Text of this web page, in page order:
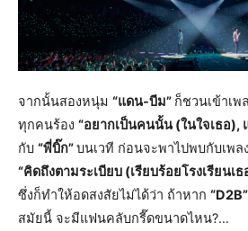
จากนั้นสองหนุ่ม “แดน-บีม” ก็ชวนเข้าเพ
ทุกคนร้อง “อยากเป็นคนนั้น (ในใจเธอ),
กับ “พี่บิ๊ก”บนเวที ก่อนจะพาไปพบกับเพล
“คิดถึงตามระเบียบ (เรียบร้อยโรงเรียนเ
ซึ่งก็ทำให้อดสงสัยไม่ได้ว่า ถ้าหาก “D2B”
สมัยนี้ จะมีแฟนคลับกรี๊ดขนาดไหน?…